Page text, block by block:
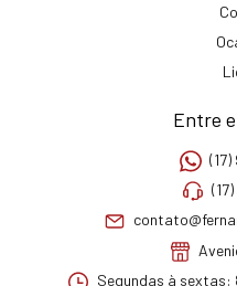
Entre
Segundas à sextas: